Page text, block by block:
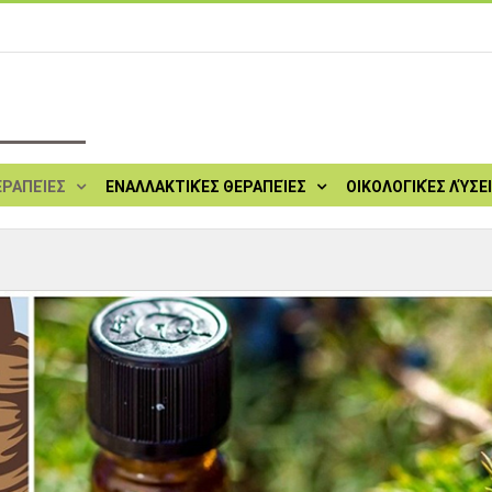
ΕΝΑΛΛΑΚΤΙΚΈΣ ΘΕΡΑΠΕΊΕΣ ΟΙΚΟΛΟΓΙΚΈΣ